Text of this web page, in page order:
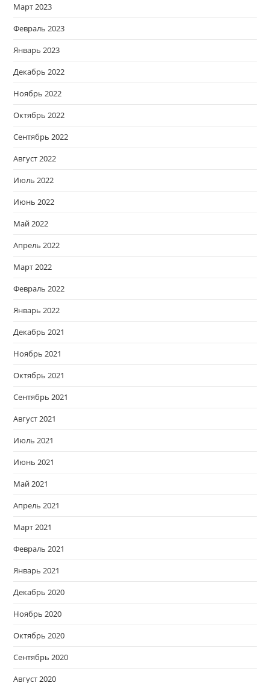
Март 2023
Февраль 2023
Январь 2023
Декабрь 2022
Ноябрь 2022
Октябрь 2022
Сентябрь 2022
Август 2022
Июль 2022
Июнь 2022
Май 2022
Апрель 2022
Март 2022
Февраль 2022
Январь 2022
Декабрь 2021
Ноябрь 2021
Октябрь 2021
Сентябрь 2021
Август 2021
Июль 2021
Июнь 2021
Май 2021
Апрель 2021
Март 2021
Февраль 2021
Январь 2021
Декабрь 2020
Ноябрь 2020
Октябрь 2020
Сентябрь 2020
Август 2020